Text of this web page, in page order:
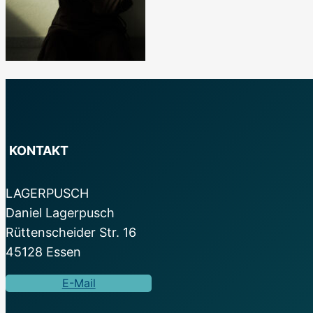
KONTAKT
LAGERPUSCH
Daniel Lagerpusch
Rüttenscheider Str. 16
45128 Essen
E-Mail